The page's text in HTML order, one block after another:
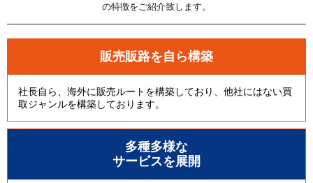
の特徴をご紹介致します。
販売販路を自ら構築
社長自ら、海外に販売ルートを構築しており、他社にはない買
取ジャンルを構築しております。
多種多様な
サービスを展開